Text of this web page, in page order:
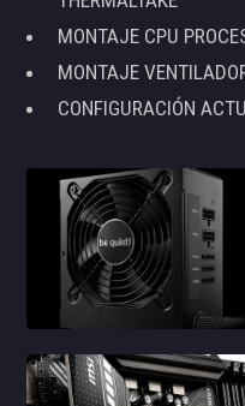
MONTAJE CPU
MONTAJE
CONFIGURACIÓN